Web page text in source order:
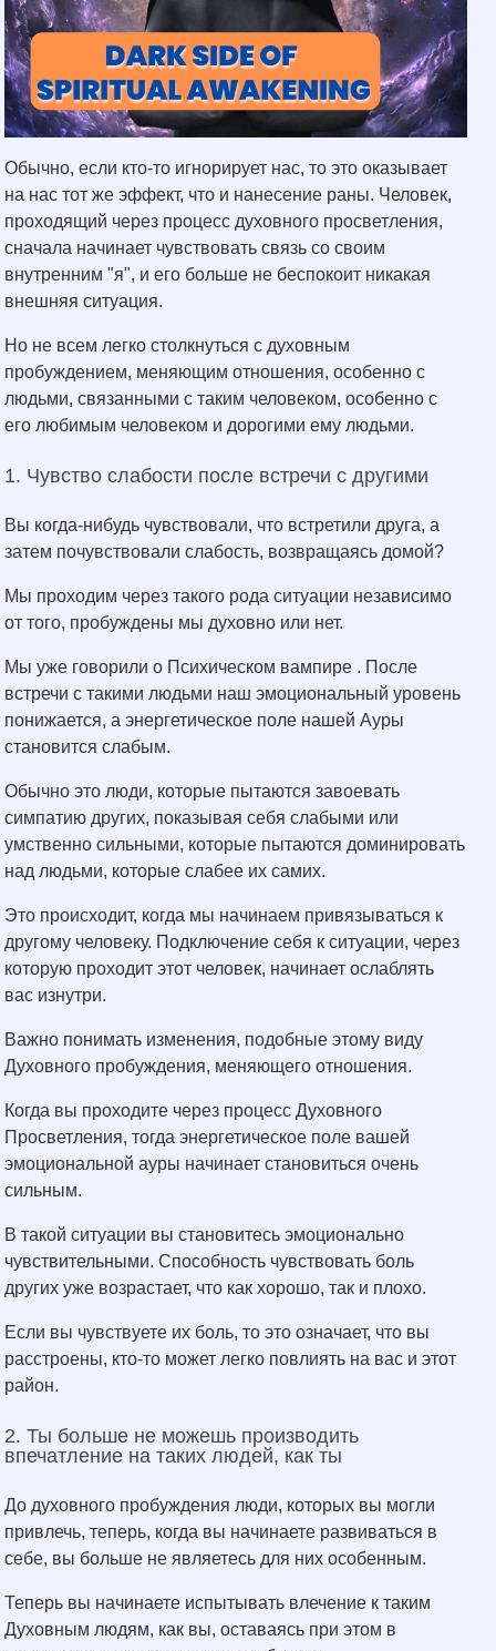
Обычно, если кто-то игнорирует нас, то это оказывает
на нас тот же эффект, что и нанесение раны. Человек,
проходящий через процесс духовного просветления,
сначала начинает чувствовать связь со своим
внутренним "я", и его больше не беспокоит никакая
внешняя ситуация.
Но не всем легко столкнуться с духовным
пробуждением, меняющим отношения, особенно с
людьми, связанными с таким человеком, особенно с
его любимым человеком и дорогими ему людьми.
1. Чувство слабости после встречи с другими
Вы когда-нибудь чувствовали, что встретили друга, а
затем почувствовали слабость, возвращаясь домой?
Мы проходим через такого рода ситуации независимо
от того, пробуждены мы духовно или нет.
Мы уже говорили о Психическом вампире . После
встречи с такими людьми наш эмоциональный уровень
понижается, а энергетическое поле нашей Ауры
становится слабым.
Обычно это люди, которые пытаются завоевать
симпатию других, показывая себя слабыми или
умственно сильными, которые пытаются доминировать
над людьми, которые слабее их самих.
Это происходит, когда мы начинаем привязываться к
другому человеку. Подключение себя к ситуации, через
которую проходит этот человек, начинает ослаблять
вас изнутри.
Важно понимать изменения, подобные этому виду
Духовного пробуждения, меняющего отношения.
Когда вы проходите через процесс Духовного
Просветления, тогда энергетическое поле вашей
эмоциональной ауры начинает становиться очень
сильным.
В такой ситуации вы становитесь эмоционально
чувствительными. Способность чувствовать боль
других уже возрастает, что как хорошо, так и плохо.
Если вы чувствуете их боль, то это означает, что вы
расстроены, кто-то может легко повлиять на вас и этот
район.
2. Ты больше не можешь производить
впечатление на таких людей, как ты
До духовного пробуждения люди, которых вы могли
привлечь, теперь, когда вы начинаете развиваться в
себе, вы больше не являетесь для них особенным.
Теперь вы начинаете испытывать влечение к таким
Духовным людям, как вы, оставаясь при этом в